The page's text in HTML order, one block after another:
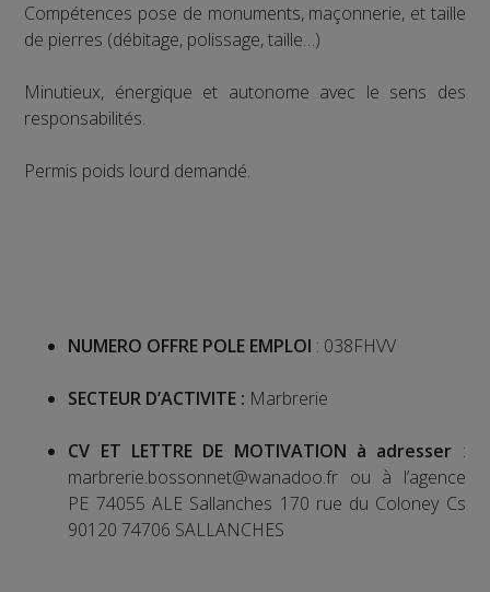
Compétences pose de monuments, maçonnerie, et taille
de pierres (débitage, polissage, taille…)
Minutieux, énergique et autonome avec le sens des
responsabilités.
Permis poids lourd demandé.
NUMERO OFFRE POLE EMPLOI : 038FHVV
SECTEUR D’ACTIVITE : Marbrerie
CV ET LETTRE DE MOTIVATION à adresser :
marbrerie.bossonnet@wanadoo.fr ou à l’agence
PE 74055 ALE Sallanches 170 rue du Coloney Cs
90120 74706 SALLANCHES